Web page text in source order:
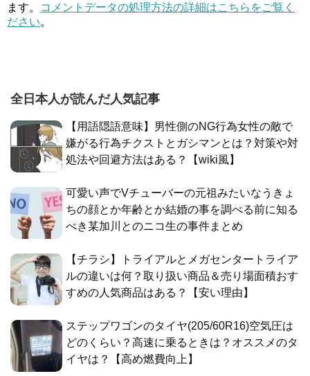
ます。
コメントデータの処理方法の詳細はこちらをご覧く
ださい。
全日本人が読んだ人気記事
【用語隠語意味】男性側のNG行為女性の敵で
嫌がる行為チクストとガシマンとは？対策や対
処法や回避方法はある？【wiki風】
可愛い声でVチューバーの元祖みたいなうきょ
ちの顔とか年齢とか結婚の事を調べる前に知る
べき某加川とのニコ生の事件まとめ
【チラシ】トライアルとメガセンタートライア
ルの違いは何？取り扱い商品＆売り場面積おす
すめの人気商品はある？【安い理由】
ステップワゴンのタイヤ(205/60R16)空気圧は
どのくらい？高速に乗るときは？オススメのタ
イヤは？【高め燃費向上】